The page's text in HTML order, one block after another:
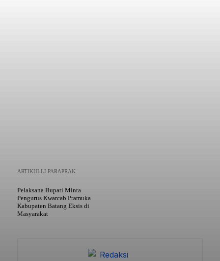
ARTIKULLI PARAPRAK
Pelaksana Bupati Minta
Pengurus Kwarcab Pramuka
Kabupaten Batang Eksis di
Masyarakat